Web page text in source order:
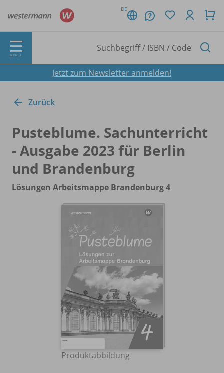
DE
MENÜ
Jetzt zum Newsletter anmelden!
Zurück
Pusteblume. Sachunterricht
- Ausgabe 2023 für Berlin
und Brandenburg
Lösungen Arbeitsmappe Brandenburg 4
Produktabbildung